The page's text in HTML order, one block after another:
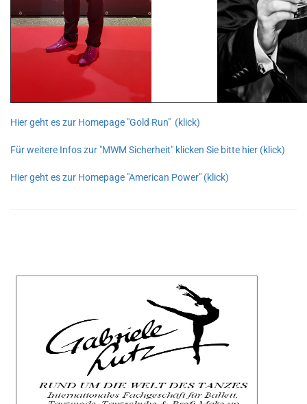
Hier geht es zur Homepage "Gold Run" (klick)
Für weitere Infos zur "MWM Sicherheit" klicken Sie bitte hier (klick)
Hier geht es zur Homepage "American Power" (klick)